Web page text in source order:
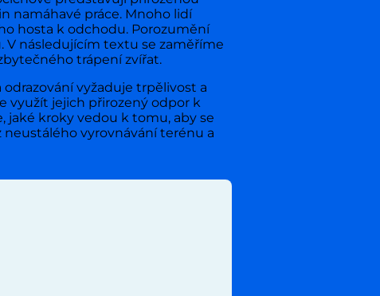
namáhavé práce. Mnoho lidí
hosta k odchodu. Porozumění
V následujícím textu se zaměříme
trápení zvířat.
vyžaduje trpělivost a
využít jejich přirozený odpor k
kroky vedou k tomu, aby se
vyrovnávání terénu a